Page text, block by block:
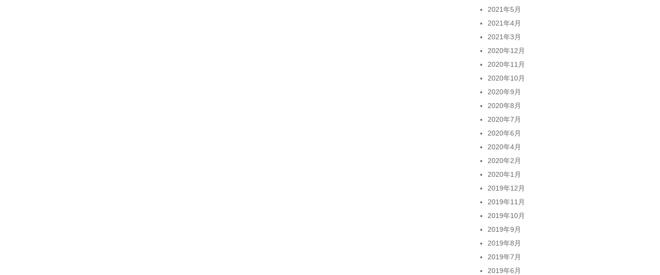
2021年5月
2021年4月
2021年3月
2020年12月
2020年11月
2020年10月
2020年9月
2020年8月
2020年7月
2020年6月
2020年4月
2020年2月
2020年1月
2019年12月
2019年11月
2019年10月
2019年9月
2019年8月
2019年7月
2019年6月